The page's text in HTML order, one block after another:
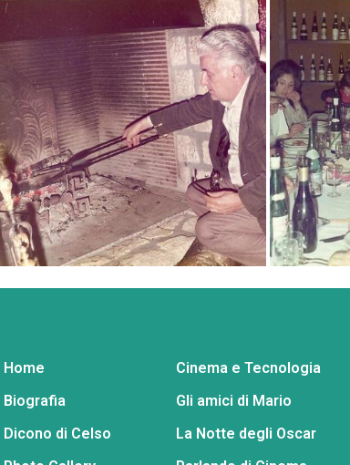
Home
Biografia
Dicono di Celso
Cinema e Tecnologia
Gli amici di Mario
La Notte degli Oscar